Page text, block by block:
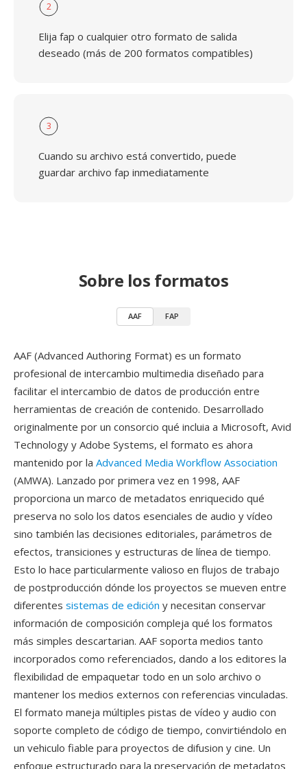
2
Elija fap o cualquier otro formato de salida
deseado (más de 200 formatos compatibles)
3
Cuando su archivo está convertido, puede
guardar archivo fap inmediatamente
Sobre los formatos
AAF FAP
AAF (Advanced Authoring Format) es un formato
profesional de intercambio multimedia diseñado para
facilitar el intercambio de datos de producción entre
herramientas de creación de contenido. Desarrollado
originalmente por un consorcio qué incluia a Microsoft, Avid
Technology y Adobe Systems, el formato es ahora
mantenido por la Advanced Media Workflow Association
(AMWA). Lanzado por primera vez en 1998, AAF
proporciona un marco de metadatos enriquecido qué
preserva no solo los datos esenciales de audio y vídeo
sino también las decisiones editoriales, parámetros de
efectos, transiciones y estructuras de línea de tiempo.
Esto lo hace particularmente valioso en flujos de trabajo
de postproducción dónde los proyectos se mueven entre
diferentes sistemas de edición y necesitan conservar
información de composición compleja qué los formatos
más simples descartarian. AAF soporta medios tanto
incorporados como referenciados, dando a los editores la
flexibilidad de empaquetar todo en un solo archivo o
mantener los medios externos con referencias vinculadas.
El formato maneja múltiples pistas de vídeo y audio con
soporte completo de código de tiempo, convirtiéndolo en
un vehiculo fiable para proyectos de difusion y cine. Un
enfoque estructurado para la preservación de metadatos